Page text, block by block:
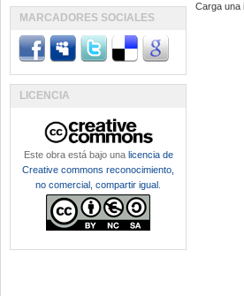
Carga una
MARCADORES SOCIALES
LICENCIA
Este obra está bajo una licencia de
Creative commons reconocimiento,
no comercial, compartir igual